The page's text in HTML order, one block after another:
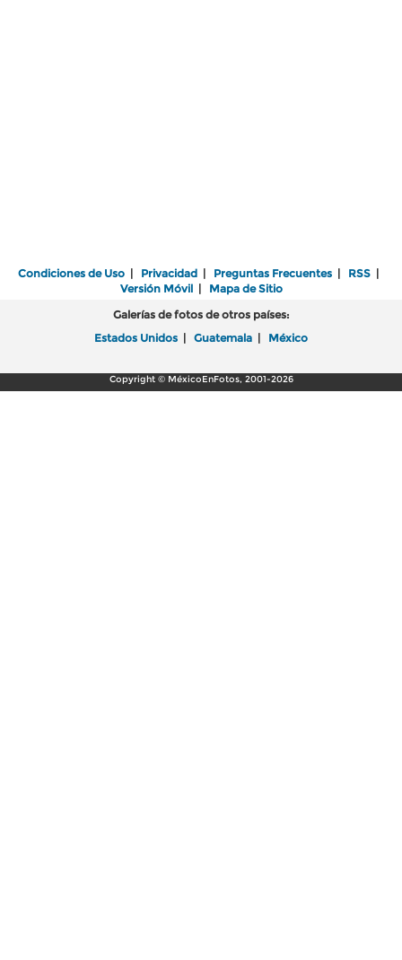
Condiciones de Uso | Privacidad | Preguntas Frecuentes | RSS |
Versión Móvil| Mapa de Sitio
Galerías de fotos de otros países:
Estados Unidos | Guatemala | México
Copyright © MéxicoEnFotos, 2001-2026